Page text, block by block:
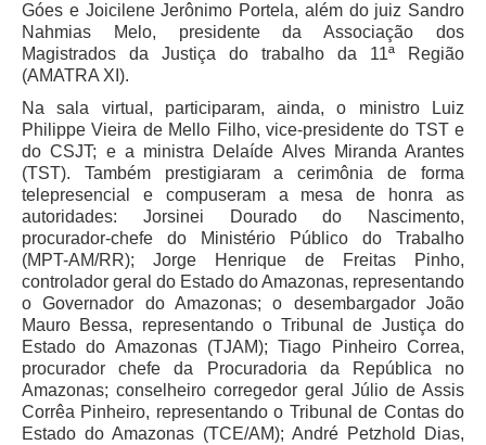
Góes e Joicilene Jerônimo Portela, além do juiz Sandro
Nahmias Melo, presidente da Associação dos
Magistrados da Justiça do trabalho da 11ª Região
(AMATRA XI).
Na sala virtual, participaram, ainda, o ministro Luiz
Philippe Vieira de Mello Filho, vice-presidente do TST e
do CSJT; e a ministra Delaíde Alves Miranda Arantes
(TST). Também prestigiaram a cerimônia de forma
telepresencial e compuseram a mesa de honra as
autoridades: Jorsinei Dourado do Nascimento,
procurador-chefe do Ministério Público do Trabalho
(MPT-AM/RR); Jorge Henrique de Freitas Pinho,
controlador geral do Estado do Amazonas, representando
o Governador do Amazonas; o desembargador João
Mauro Bessa, representando o Tribunal de Justiça do
Estado do Amazonas (TJAM); Tiago Pinheiro Correa,
procurador chefe da Procuradoria da República no
Amazonas; conselheiro corregedor geral Júlio de Assis
Corrêa Pinheiro, representando o Tribunal de Contas do
Estado do Amazonas (TCE/AM); André Petzhold Dias,